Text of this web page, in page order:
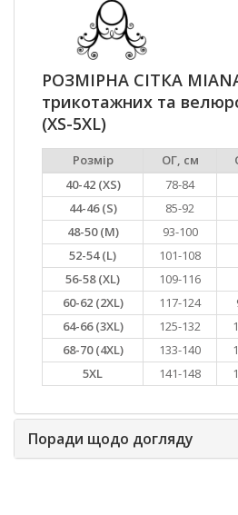
РОЗМІРНА СІТКА
трикотажних та
(XS-5XL)
Розмір ОГ, см
40-42 (XS)
78-84
44-46 (S)
85-92
48-50 (M)
93-100
52-54 (L)
101-108
56-58 (XL)
109-116
60-62 (2XL)
117-124
64-66 (3XL)
125-132
68-70 (4XL)
133-140
5XL
141-148
Поради щодо догляду